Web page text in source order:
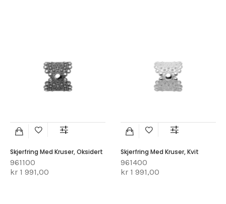
Skjerfring Med Kruser, Oksidert
961100
kr 1 991,00
Skjerfring Med Kruser, Kvit
961400
kr 1 991,00